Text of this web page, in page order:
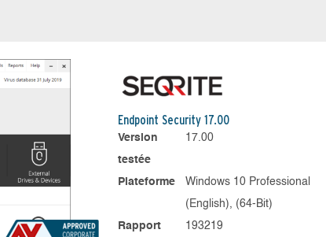
Endpoint Security 17.00
Version
testée
17.00
Plateforme
Windows 10 Professional
(English), (64-Bit)
Rapport
193219